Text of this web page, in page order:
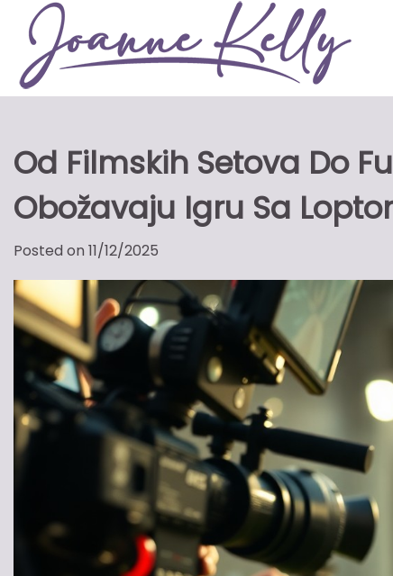
content
Od Filmskih Setova Do
Obožavaju Igru Sa
Posted on 11/12/2025